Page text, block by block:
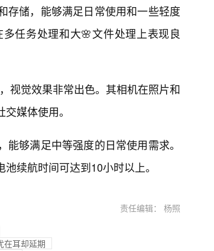
存储，能够满足日常使用和一些轻度
任务处理和大🌸文件处理上表现良
视觉效果非常出色。其相机在照片和
媒体使用。
够满足中等强度的日常使用需求。
续航时间可达到10小时以上。
责任编辑： 杨照
在耳却延期